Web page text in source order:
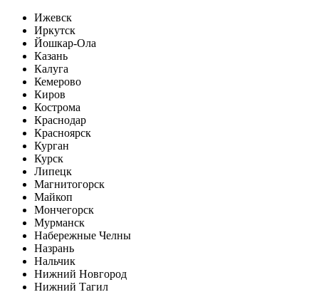
Ижевск
Иркутск
Йошкар-Ола
Казань
Калуга
Кемерово
Киров
Кострома
Краснодар
Красноярск
Курган
Курск
Липецк
Магнитогорск
Майкоп
Мончегорск
Мурманск
Набережные Челны
Назрань
Нальчик
Нижний Новгород
Нижний Тагил